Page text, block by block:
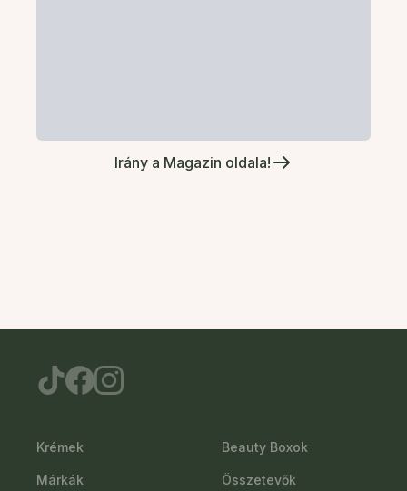
Irány a Magazin oldala!
Krémek
Márkák
Beauty Boxok
Összetevők